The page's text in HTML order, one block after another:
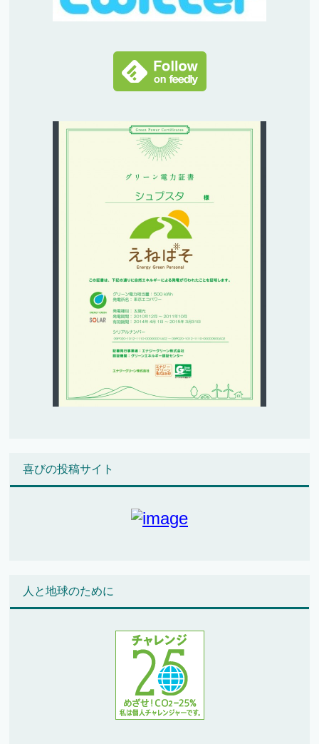
喜びの投稿サイト
人と地球のために